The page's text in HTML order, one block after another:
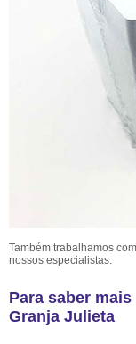
Também trabalhamos
nossos especialistas.
Para saber
Granja Julieta